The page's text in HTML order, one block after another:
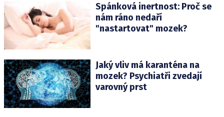
Spánková inertnost: Proč se
nám ráno nedaří
"nastartovat" mozek?
Jaký vliv má karanténa na
mozek? Psychiatři zvedají
varovný prst